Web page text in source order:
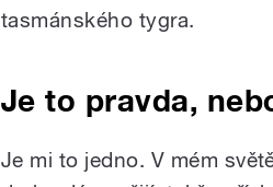
tasmánského tygra.
Je to pravda,
Je mi to jedno. V mém